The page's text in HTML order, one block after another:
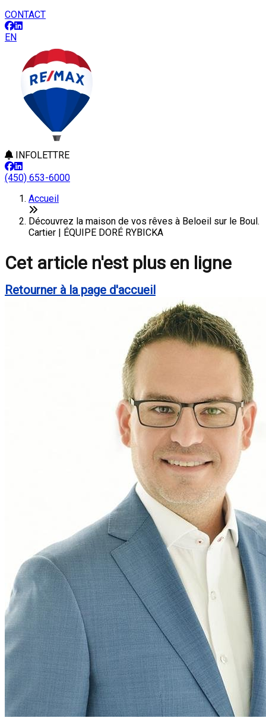
CONTACT
EN
INFOLETTRE
(450) 653-6000
Accueil
Découvrez la maison de vos rêves à Beloeil sur le Boul.
Cartier | ÉQUIPE DORÉ RYBICKA
Cet article n'est plus en ligne
Retourner à la page d'accueil